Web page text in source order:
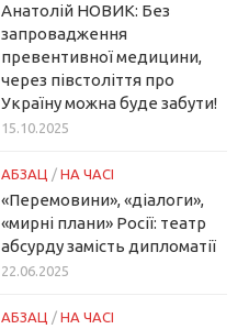
Анатолій НОВИК: Без
запровадження
превентивної медицини,
через півстоліття про
Україну можна буде забути!
15.10.2025
АБЗАЦ / НА ЧАСІ
«Перемовини», «діалоги»,
«мирні плани» Росії: театр
абсурду замість дипломатії
22.06.2025
АБЗАЦ / НА ЧАСІ